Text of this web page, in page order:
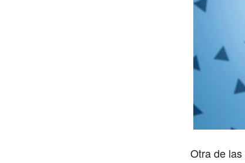
Otra de